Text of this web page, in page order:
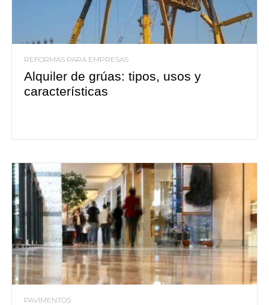
REFORMAS PARA EMPRESAS
Alquiler de grúas: tipos, usos y
características
PAVIMENTOS